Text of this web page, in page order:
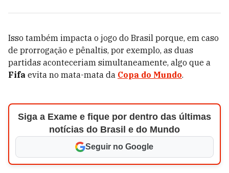
Isso também impacta o jogo do Brasil porque, em caso
de prorrogação e pênaltis, por exemplo, as duas
partidas aconteceriam simultaneamente, algo que a
Fifa evita no mata-mata da Copa do Mundo.
Siga a Exame e fique por dentro das últimas
notícias do Brasil e do Mundo
Seguir no Google